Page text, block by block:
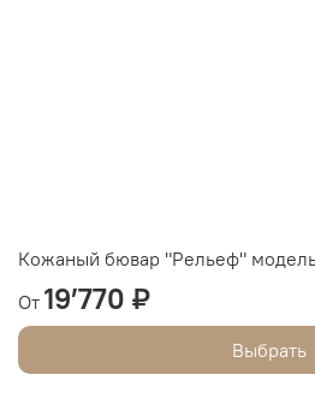
Кожаный бювар "Рельеф"
От 19’770 ₽
Выбрать